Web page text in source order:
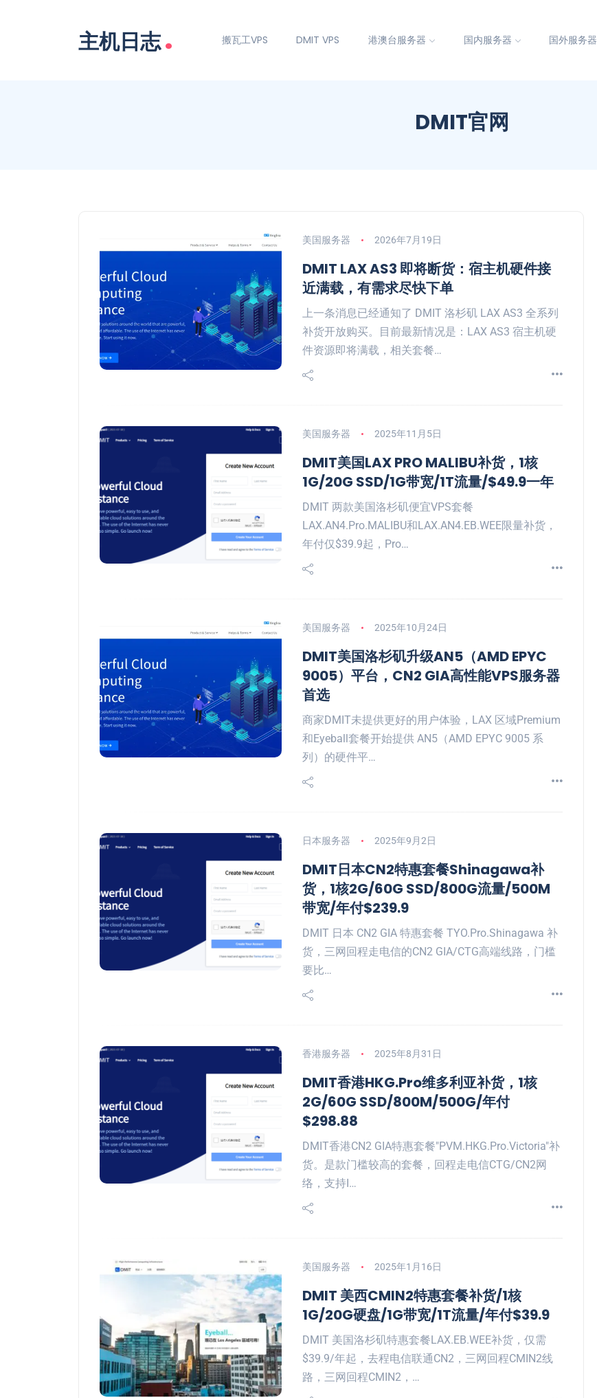
主机日志. 搬瓦工VPS DMIT VPS 港澳台服务器 国内服务器 国外服务器
DMIT官网
美国服务器 2026年7月19日
DMIT LAX AS3 即将断货：宿主机硬件接
近满载，有需求尽快下单
上一条消息已经通知了 DMIT 洛杉矶 LAX AS3 全系列
补货开放购买。目前最新情况是：LAX AS3 宿主机硬
件资源即将满载，相关套餐…
美国服务器 2025年11月5日
DMIT美国LAX PRO MALIBU补货，1核
1G/20G SSD/1G带宽/1T流量/$49.9一年
DMIT 两款美国洛杉矶便宜VPS套餐
LAX.AN4.Pro.MALIBU和LAX.AN4.EB.WEE限量补货，
年付仅$39.9起，Pro…
美国服务器 2025年10月24日
DMIT美国洛杉矶升级AN5（AMD EPYC
9005）平台，CN2 GIA高性能VPS服务器
首选
商家DMIT未提供更好的用户体验，LAX 区域Premium
和Eyeball套餐开始提供 AN5（AMD EPYC 9005 系
列）的硬件平…
日本服务器 2025年9月2日
DMIT日本CN2特惠套餐Shinagawa补
货，1核2G/60G SSD/800G流量/500M
带宽/年付$239.9
DMIT 日本 CN2 GIA 特惠套餐 TYO.Pro.Shinagawa 补
货，三网回程走电信的CN2 GIA/CTG高端线路，门槛
要比…
香港服务器 2025年8月31日
DMIT香港HKG.Pro维多利亚补货，1核
2G/60G SSD/800M/500G/年付
$298.88
DMIT香港CN2 GIA特惠套餐"PVM.HKG.Pro.Victoria"补
货。是款门槛较高的套餐，回程走电信CTG/CN2网
络，支持I…
美国服务器 2025年1月16日
DMIT 美西CMIN2特惠套餐补货/1核
1G/20G硬盘/1G带宽/1T流量/年付$39.9
DMIT 美国洛杉矶特惠套餐LAX.EB.WEE补货，仅需
$39.9/年起，去程电信联通CN2，三网回程CMIN2线
路，三网回程CMIN2，…